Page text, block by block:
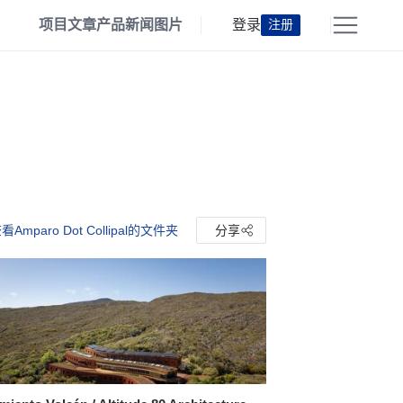
项目文章产品新闻 图片 登录 注册
Amparo Dot Collipal的文件夹 分享